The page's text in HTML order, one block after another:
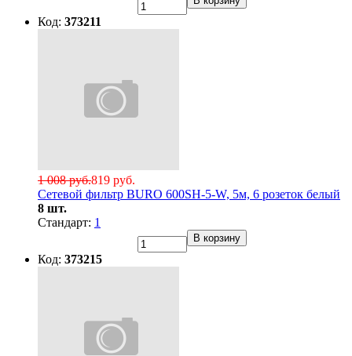
Код: 373211
819 руб.
1 008 руб.
Сетевой фильтр BURO 600SH-5-W, 5м, 6 розеток белый
8 шт.
Стандарт: 1
В корзину
Код: 373215